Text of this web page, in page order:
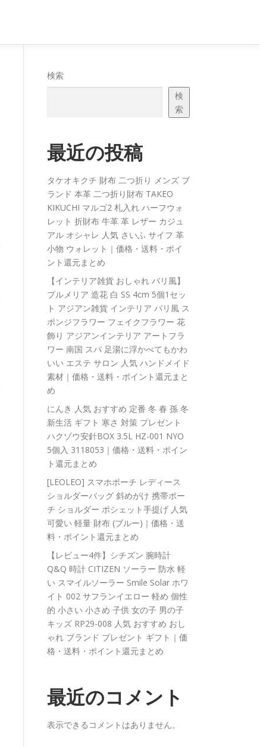
検索
検
索
最近の投稿
タケオキクチ 財布 二つ折り メンズ ブ
ランド 本革 二つ折り財布 TAKEO
KIKUCHI マルゴ2 札入れ ハーフウォ
レット 折財布 牛革 革 レザー カジュ
アル オシャレ 人気 さいふ サイフ 革
小物 ウォレット｜価格・送料・ポイ
ント還元まとめ
【インテリア雑貨 おしゃれ バリ風】
プルメリア 造花 白 SS 4cm 5個1セッ
ト アジアン雑貨 インテリア バリ風 ス
ポンジフラワー フェイクフラワー 花
飾り アジアンインテリア アートフラ
ワー 南国 スパ 足湯に浮かべてもかわ
いい エステ サロン 人気 ハンドメイド
素材｜価格・送料・ポイント還元まと
め
にんき 人気 おすすめ 定番 冬 春 孫 冬
新生活 ギフト 寒さ 対策 プレゼント
ハクゾウ安針BOX 3.5L HZ-001 NYO
5個入 3118053｜価格・送料・ポイン
ト還元まとめ
[LEOLEO] スマホポーチ レディース
ショルダーバッグ 斜めがけ 携帯ポー
チ ショルダー ポシェット手提げ 人気
可愛い 軽量 財布 (ブルー)｜価格・送
料・ポイント還元まとめ
【レビュー4件】シチズン 腕時計
Q&Q 時計 CITIZEN ソーラー 防水 軽
い スマイルソーラー Smile Solar ホワ
イト 002 サフランイエロー 軽め 個性
的 小さい 小さめ 子供 女の子 男の子
キッズ RP29-008 人気 おすすめ おし
ゃれ ブランド プレゼント ギフト｜価
格・送料・ポイント還元まとめ
最近のコメント
表示できるコメントはありません。